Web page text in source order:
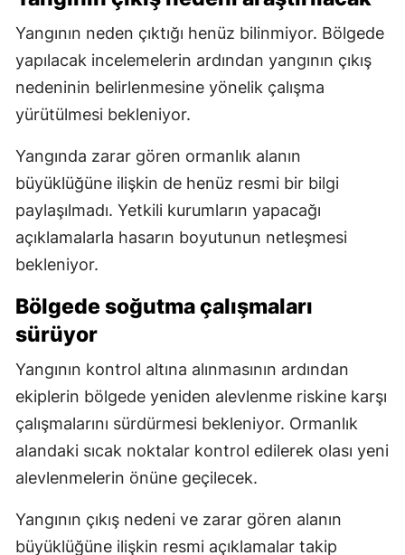
Yangının neden çıktığı henüz bilinmiyor. Bölgede
yapılacak incelemelerin ardından yangının çıkış
nedeninin belirlenmesine yönelik çalışma
yürütülmesi bekleniyor.
Yangında zarar gören ormanlık alanın
büyüklüğüne ilişkin de henüz resmi bir bilgi
paylaşılmadı. Yetkili kurumların yapacağı
açıklamalarla hasarın boyutunun netleşmesi
bekleniyor.
Bölgede soğutma çalışmaları
sürüyor
Yangının kontrol altına alınmasının ardından
ekiplerin bölgede yeniden alevlenme riskine karşı
çalışmalarını sürdürmesi bekleniyor. Ormanlık
alandaki sıcak noktalar kontrol edilerek olası yeni
alevlenmelerin önüne geçilecek.
Yangının çıkış nedeni ve zarar gören alanın
büyüklüğüne ilişkin resmi açıklamalar takip